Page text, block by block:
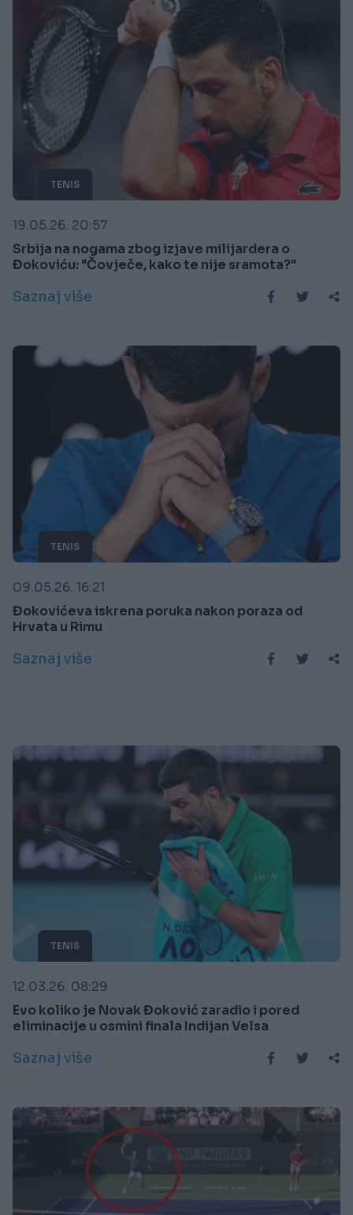
TENIS
19.05.26. 20:57
Srbija na nogama zbog izjave milijardera o
Đokoviću: "Čovječe, kako te nije sramota?"
Saznaj više
TENIS
09.05.26. 16:21
Đokovićeva iskrena poruka nakon poraza od
Hrvata u Rimu
Saznaj više
TENIS
12.03.26. 08:29
Evo koliko je Novak Đoković zaradio i pored
eliminacije u osmini finala Indijan Velsa
Saznaj više